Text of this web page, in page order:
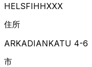
HELSFIHHXXX
住所
ARKADIANKATU 4-6
市